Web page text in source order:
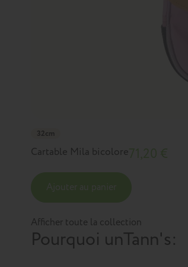
32cm
Cartable Mila bicolore
Afficher toute la collection
Pourquoi unTann's: